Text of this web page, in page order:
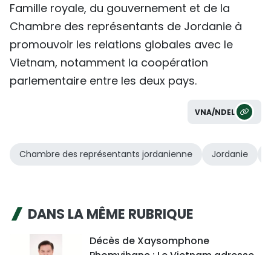
Famille royale, du gouvernement et de la
Chambre des représentants de Jordanie à
promouvoir les relations globales avec le
Vietnam, notamment la coopération
parlementaire entre les deux pays.
VNA/NDEL
Chambre des représentants jordanienne Jordanie
DANS LA MÊME RUBRIQUE
Décès de Xaysomphone